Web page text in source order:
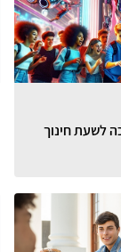
לשעת חינוך